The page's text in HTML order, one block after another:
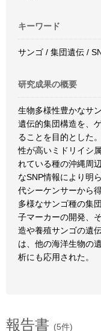
キーワード
サンゴ / 集団遺伝 /
研究成果の概要
生物多様性豊かなサ
遺伝的集団構造を、
ることを目的とした
性が高いミドリイシ
れている種の沖縄周
なSNP情報により明
代シーケンサーから
多様なサンゴ種の集
子マーカーの開発、
造や養殖サンゴの遺
は、他の海洋生物の
析にも応用された。
報告書 (5件)